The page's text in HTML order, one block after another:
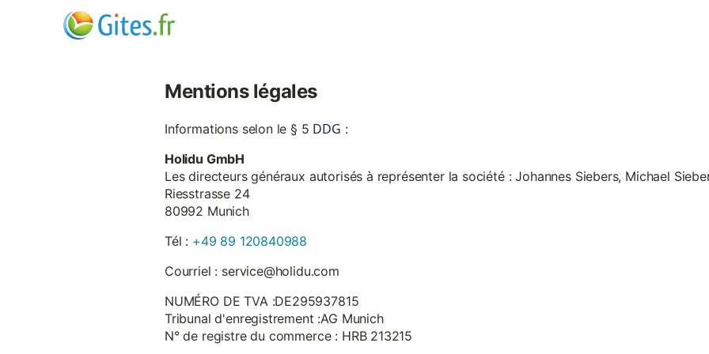
Mentions légales
Informations selon le § 5 DDG :
Holidu GmbH
Les directeurs généraux autorisés à représenter la société : Johannes Siebers, Michael
Riesstrasse 24
80992 Munich
Tél : +49 89 120840988
Courriel : service@holidu.com
NUMÉRO DE TVA :DE295937815
Tribunal d'enregistrement :AG Munich
N° de registre du commerce : HRB 213215